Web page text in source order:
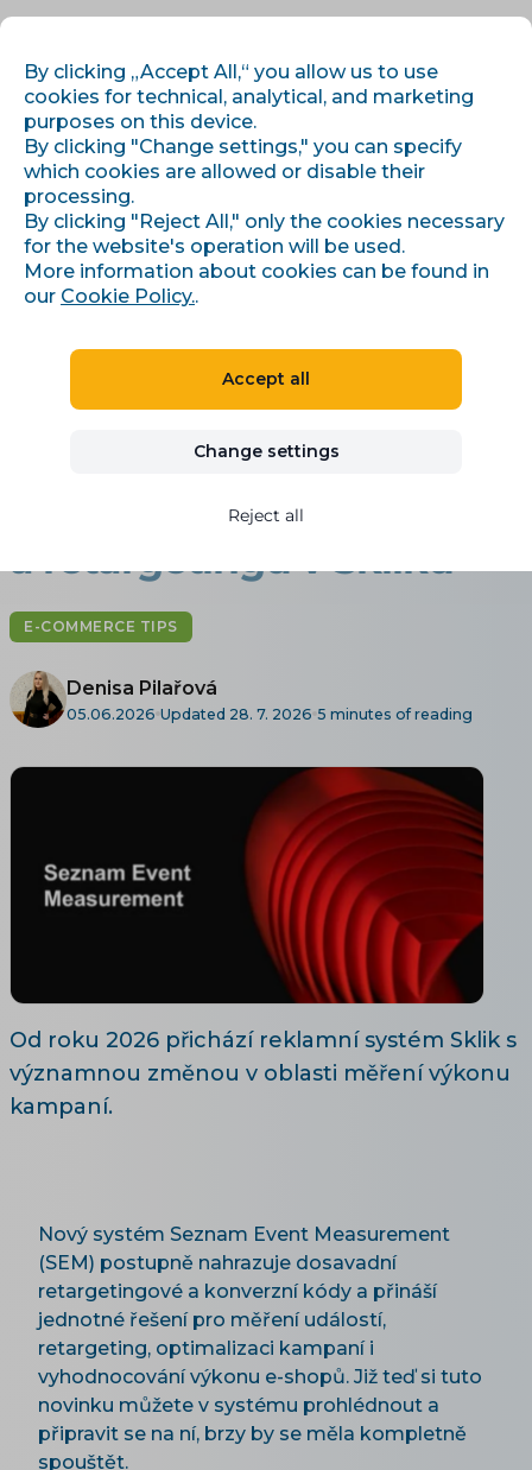
Úvod ›Articles and information›
Seznam Event Measurement (SEM): Nová éra měření konverzí a
retargetingu v Skliku
Seznam Event
Measurement (SEM):
Nová éra měření konverzí
a retargetingu v Skliku
E-COMMERCE TIPS
Denisa Pilařová
05.06.2026 Updated 28. 7. 2026 5 minutes of reading
Od roku 2026 přichází reklamní systém Sklik s
významnou změnou v oblasti měření výkonu
kampaní.
Nový systém Seznam Event Measurement
(SEM) postupně nahrazuje dosavadní
retargetingové a konverzní kódy a přináší
jednotné řešení pro měření událostí,
retargeting, optimalizaci kampaní i
vyhodnocování výkonu e-shopů. Již teď si tuto
novinku můžete v systému prohlédnout a
připravit se na ní, brzy by se měla kompletně
spouštět.
By clicking „Accept All,“ you allow us to use
cookies for technical, analytical, and marketing
purposes on this device.
By clicking "Change settings," you can specify
which cookies are allowed or disable their
processing.
By clicking "Reject All," only the cookies necessary
for the website's operation will be used.
More information about cookies can be found in
our Cookie Policy..
Accept all
Change settings
Reject all